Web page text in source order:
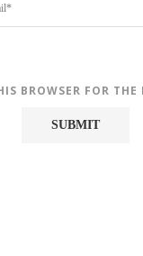
BROWSER FOR